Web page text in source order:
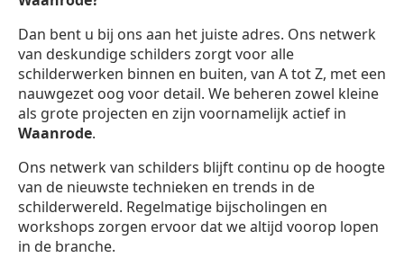
Dan bent u bij ons aan het juiste adres. Ons netwerk
van deskundige schilders zorgt voor alle
schilderwerken binnen en buiten, van A tot Z, met een
nauwgezet oog voor detail. We beheren zowel kleine
als grote projecten en zijn voornamelijk actief in
Waanrode.
Ons netwerk van schilders blijft continu op de hoogte
van de nieuwste technieken en trends in de
schilderwereld. Regelmatige bijscholingen en
workshops zorgen ervoor dat we altijd voorop lopen
in de branche.